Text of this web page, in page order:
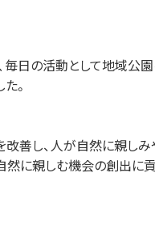
⽇の活動として地域公
。
善し、⼈が⾃然に親しみ
に親しむ機会の創出に貢